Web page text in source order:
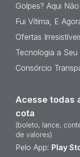
Golpes? Aqui Não!
Fui Vítima, E
Ofertas
Tecnologia a
Consórcio
Acesse todas
cota
(boleto, lance,
de valores)
Pelo App: Play